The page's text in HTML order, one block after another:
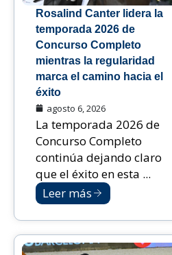
Rosalind Canter lidera la
temporada 2026 de
Concurso Completo
mientras la regularidad
marca el camino hacia el
éxito
agosto 6, 2026
La temporada 2026 de
Concurso Completo
continúa dejando claro
que el éxito en esta ...
Leer más